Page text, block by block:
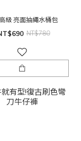
級 亮面抽繩水桶包
NT$780